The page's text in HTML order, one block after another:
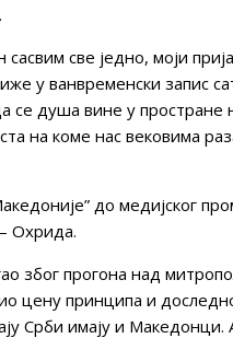
све једно, моји
у ванвременски запис
се душа вине у
на коме нас вековима
до медијског
Охрида.
због прогона над
цену принципа и
Срби имају и Македонци.